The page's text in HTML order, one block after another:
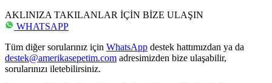
AKLINIZA TAKILANLAR İÇİN BİZE ULAŞIN
WHATSAPP
Tüm diğer sorularınız için WhatsApp destek hattımızdan ya da
destek@amerikasepetim.com adresimizden bize ulaşabilir,
sorularınızı iletebilirsiniz.